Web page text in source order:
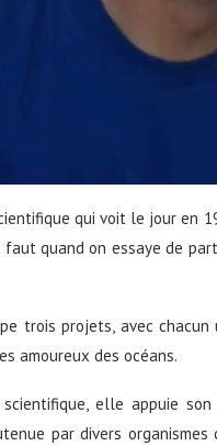
qui voit le jour en
quand on essaye de
trois projets, avec
amoureux des océans.
elle appuie
par divers organismes